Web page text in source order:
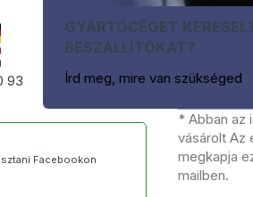
93
GYÁRTÓCÉGET
BESZÁLLÍTÓKAT?
Írd meg, mire van szükséged
Facebookon
* Abban az
vásárolt Az
megkapja
mailben.